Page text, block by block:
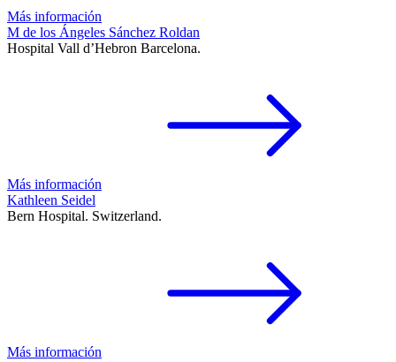
Más información
M de los Ángeles Sánchez Roldan
Hospital Vall d’Hebron Barcelona.
Más información
Kathleen Seidel
Bern Hospital. Switzerland.
Más información